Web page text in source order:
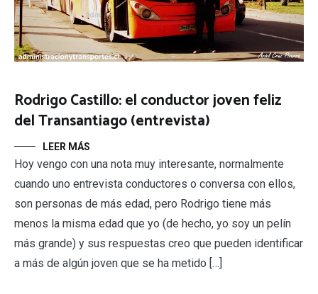
Rodrigo Castillo: el conductor joven feliz
del Transantiago (entrevista)
LEER MÁS
Hoy vengo con una nota muy interesante, normalmente
cuando uno entrevista conductores o conversa con ellos,
son personas de más edad, pero Rodrigo tiene más
menos la misma edad que yo (de hecho, yo soy un pelín
más grande) y sus respuestas creo que pueden identificar
a más de algún joven que se ha metido […]